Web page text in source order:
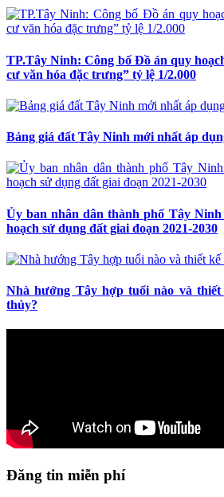
TP.Tây Ninh: Công bố Đồ án quy
cư văn hóa đặc trưng” tỷ lệ 1/2.000
Bảng giá đất Tây Ninh mới nhất áp
Ủy ban nhân dân thành phố Tây
hoạch sử dụng đất giai đoạn 2021-2030
Nhà hướng Tây hợp tuổi nào và thiết
thủy?
Đăng tin miễn phí